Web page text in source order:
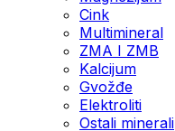
Cink
Multimineral
ZMA I ZMB
Kalcijum
Gvožđe
Elektroliti
Ostali minerali